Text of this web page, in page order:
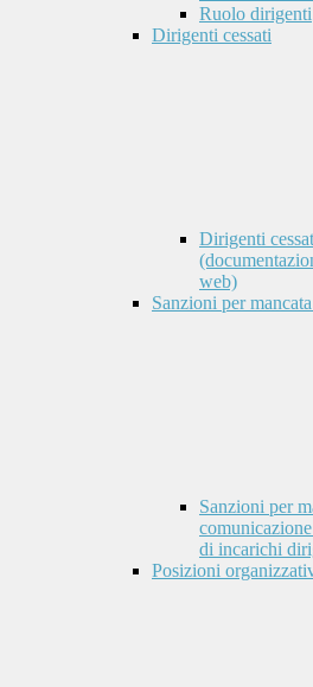
Ruolo dirigenti
Dirigenti cessati
Dirigenti
web)
Sanzioni per
Sanzioni per
di incarichi
Posizioni